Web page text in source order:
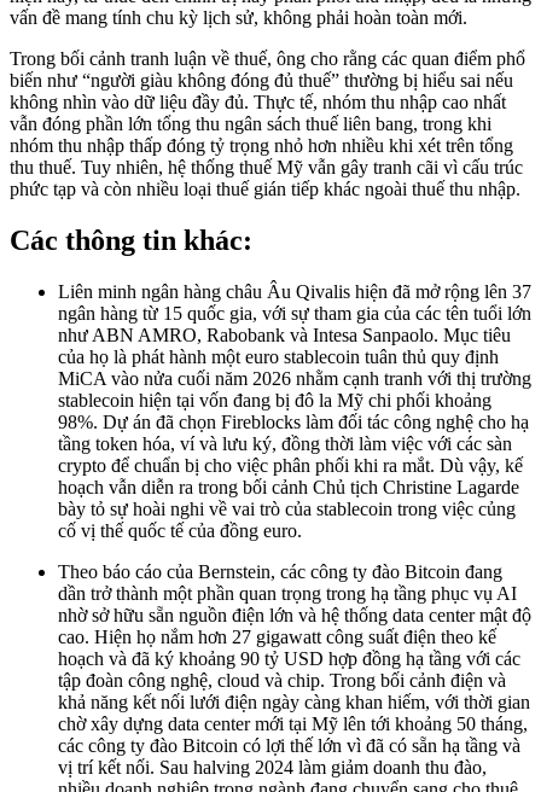
vấn đề mang tính chu kỳ lịch sử, không phải hoàn toàn mới.
Trong bối cảnh tranh luận về thuế, ông cho rằng các quan điểm phổ
biến như “người giàu không đóng đủ thuế” thường bị hiểu sai nếu
không nhìn vào dữ liệu đầy đủ. Thực tế, nhóm thu nhập cao nhất
vẫn đóng phần lớn tổng thu ngân sách thuế liên bang, trong khi
nhóm thu nhập thấp đóng tỷ trọng nhỏ hơn nhiều khi xét trên tổng
thu thuế. Tuy nhiên, hệ thống thuế Mỹ vẫn gây tranh cãi vì cấu trúc
phức tạp và còn nhiều loại thuế gián tiếp khác ngoài thuế thu nhập.
Các thông tin khác:
Liên minh ngân hàng châu Âu Qivalis hiện đã mở rộng lên 37
ngân hàng từ 15 quốc gia, với sự tham gia của các tên tuổi lớn
như ABN AMRO, Rabobank và Intesa Sanpaolo. Mục tiêu
của họ là phát hành một euro stablecoin tuân thủ quy định
MiCA vào nửa cuối năm 2026 nhằm cạnh tranh với thị trường
stablecoin hiện tại vốn đang bị đô la Mỹ chi phối khoảng
98%. Dự án đã chọn Fireblocks làm đối tác công nghệ cho hạ
tầng token hóa, ví và lưu ký, đồng thời làm việc với các sàn
crypto để chuẩn bị cho việc phân phối khi ra mắt. Dù vậy, kế
hoạch vẫn diễn ra trong bối cảnh Chủ tịch Christine Lagarde
bày tỏ sự hoài nghi về vai trò của stablecoin trong việc củng
cố vị thế quốc tế của đồng euro.
Theo báo cáo của Bernstein, các công ty đào Bitcoin đang
dần trở thành một phần quan trọng trong hạ tầng phục vụ AI
nhờ sở hữu sẵn nguồn điện lớn và hệ thống data center mật độ
cao. Hiện họ nắm hơn 27 gigawatt công suất điện theo kế
hoạch và đã ký khoảng 90 tỷ USD hợp đồng hạ tầng với các
tập đoàn công nghệ, cloud và chip. Trong bối cảnh điện và
khả năng kết nối lưới điện ngày càng khan hiếm, với thời gian
chờ xây dựng data center mới tại Mỹ lên tới khoảng 50 tháng,
các công ty đào Bitcoin có lợi thế lớn vì đã có sẵn hạ tầng và
vị trí kết nối. Sau halving 2024 làm giảm doanh thu đào,